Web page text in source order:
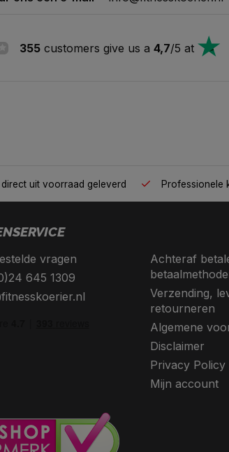
355 customers give us a 4,7/5 at
uit voorraad geleverd Professionele
vragen
645 1309
Achteraf
Verzending,
retourneren
Algemene
Disclaimer
Privacy Policy
Mijn account